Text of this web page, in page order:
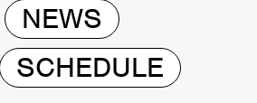
NEWS
SCHEDULE